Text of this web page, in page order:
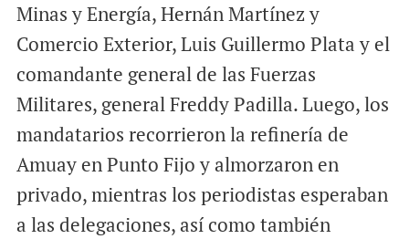
Minas y Energía, Hernán Martínez y
Comercio Exterior, Luis Guillermo Plata y el
comandante general de las Fuerzas
Militares, general Freddy Padilla. Luego, los
mandatarios recorrieron la refinería de
Amuay en Punto Fijo y almorzaron en
privado, mientras los periodistas esperaban
a las delegaciones, así como también